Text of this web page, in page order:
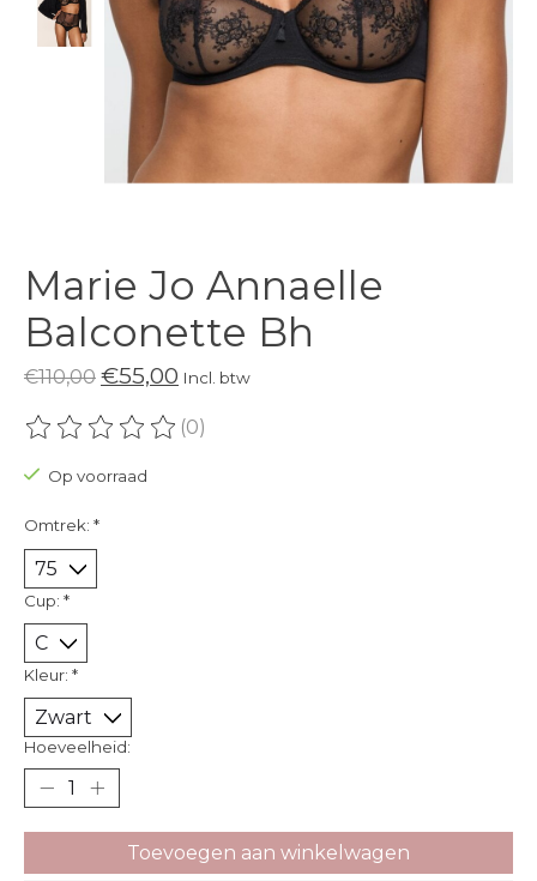
Marie Jo Annaelle
Balconette Bh
€110,00 €55,00 Incl. btw
De beoordeling van dit product is
(0)
Op voorraad
Omtrek: *
Cup: *
Kleur: *
Hoeveelheid:
Toevoegen aan winkelwagen